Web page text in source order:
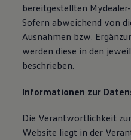
bereitgestellten
Sofern abweichend von
Ausnahmen bzw.
werden diese in den
beschrieben.
Informationen zur
Die Verantwortlichkeit
Website liegt in der